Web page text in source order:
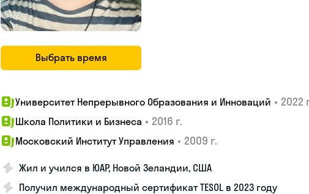
Выбрать время
Университет Непрерывного Образования и Инноваций • 2022
Школа Политики и Бизнеса • 2016 г.
Московский Институт Управления • 2009 г.
Жил и учился в ЮАР, Новой Зеландии, США
Получил международный сертификат TESOL в 2023 году